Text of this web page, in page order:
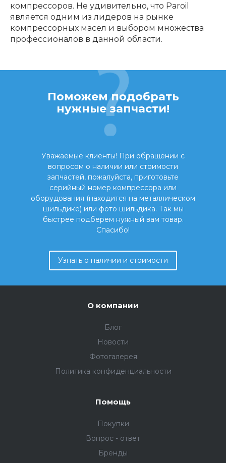
компрессоров. Не удивительно, что Paroil
является одним из лидеров на рынке
компрессорных масел и выбором множества
профессионалов в данной области.
Поможем подобрать
нужные запчасти!
Уважаемые клиенты! При обращении с
вопросом о наличии или стоимости
запчастей, пожалуйста, приготовьте
серийный номер компрессора или
оборудования (находится на металлическом
шильдике) или фото шильдика. Так мы
быстрее подберем нужный вам товар.
Спасибо!
Узнать о наличии и стоимости
О компании
Блог
Новости
Фотогалерея
Политика конфиденциальности
Помощь
Покупки
Вопрос - ответ
Бренды